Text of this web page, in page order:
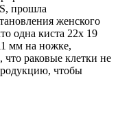
прошла
женского
одна киста 22х 19
мм на ножке,
что раковые клетки не
чтобы